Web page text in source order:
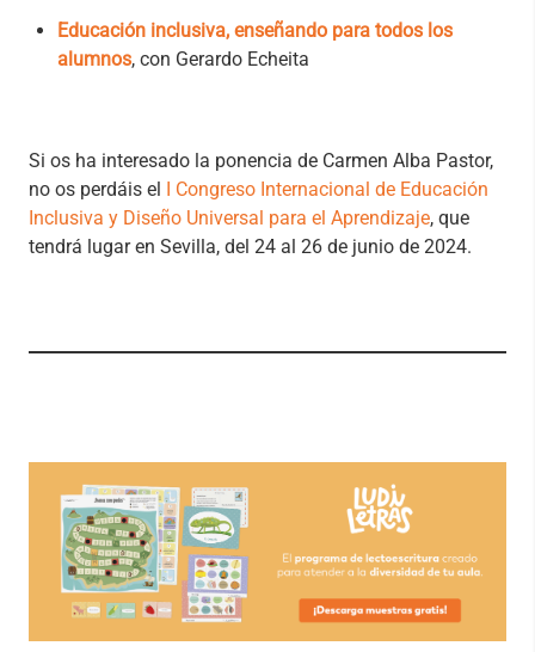
Educación inclusiva, enseñando para todos los
alumnos, con Gerardo Echeita
Si os ha interesado la ponencia de Carmen Alba Pastor,
no os perdáis el I Congreso Internacional de Educación
Inclusiva y Diseño Universal para el Aprendizaje, que
tendrá lugar en Sevilla, del 24 al 26 de junio de 2024.